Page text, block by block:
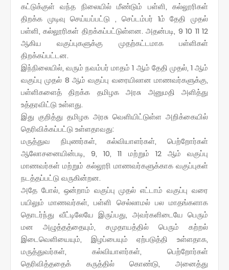
கட்டுக்குள் வந்த நிலையில் மீண்டும் பள்ளி, கல்லூரிகள்
திறக்க முடிவு செய்யப்பட்டு , செப்டம்பர் 1ம் தேதி முதல்
பள்ளி, கல்லூரிகள் திறக்கப்பட்டுள்ளன. அதன்படி, 9 10 11 12
ஆகிய வகுப்புகளுக்கு முதற்கட்டமாக பள்ளிகள்
திறக்கப்பட்டன.
இந்நிலையில், வரும் நவம்பர் மாதம் 1 ஆம் தேதி முதல், 1 ஆம்
வகுப்பு முதல் 8 ஆம் வகுப்பு வரையிலான மாணவர்களுக்கு,
பள்ளிகளைத் திறக்க தமிழக அரசு அனுமதி அளித்து
உத்தரவிட்டு உள்ளது.
இது குறித்து தமிழக அரசு வெளியிட்டுள்ள அறிக்கையில்
தெரிவிக்கப்பட்டு உள்ளதாவது:
மருத்துவ நிபுணர்கள், கல்வியாளர்கள், பெற்றோர்கள்
ஆலோசனையின்படி, 9, 10, 11 மற்றும் 12 ஆம் வகுப்பு
மாணவர்கள் மற்றும் கல்லூரி மாணவர்களுக்காக வகுப்புகள்
நடத்தப்பட்டு வருகின்றன.
அதே போல், ஒன்றாம் வகுப்பு முதல் எட்டாம் வகுப்பு வரை
பயிலும் மாணவர்கள், பள்ளி செல்லாமல் பல மாதங்களாக
தொடர்ந்து வீட்டிலேயே இருப்பது, அவர்களிடையே பெரும்
மன அழுத்தத்தையும், சமுதாயத்தில் பெரும் கற்றல்
இடைவெளியையும், இழப்பையும் ஏற்படுத்தி உள்ளதாக,
மருத்துவர்கள், கல்வியாளர்கள், பெற்றோர்கள்
தெரிவித்ததைக் கருத்தில் கொண்டு, அனைத்து